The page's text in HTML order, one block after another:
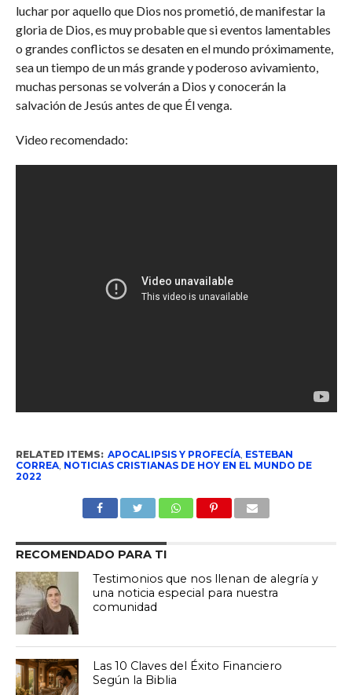
luchar por aquello que Dios nos prometió, de manifestar la
gloria de Dios, es muy probable que si eventos lamentables
o grandes conflictos se desaten en el mundo próximamente,
sea un tiempo de un más grande y poderoso avivamiento,
muchas personas se volverán a Dios y conocerán la
salvación de Jesús antes de que Él venga.
Video recomendado:
RELATED ITEMS: APOCALIPSIS Y PROFECÍA, ESTEBAN
CORREA, NOTICIAS CRISTIANAS DE HOY EN EL MUNDO DE
2022
RECOMENDADO PARA TI
Testimonios que nos llenan de alegría y
una noticia especial para nuestra
comunidad
Las 10 Claves del Éxito Financiero
Según la Biblia